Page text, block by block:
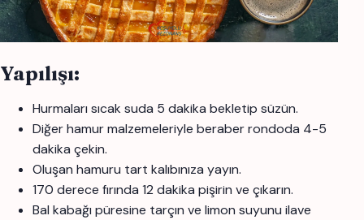
Yapılışı:
Hurmaları sıcak suda 5 dakika bekletip süzün.
Diğer hamur malzemeleriyle beraber rondoda 4-5
dakika çekin.
Oluşan hamuru tart kalıbınıza yayın.
170 derece fırında 12 dakika pişirin ve çıkarın.
Bal kabağı püresine tarçın ve limon suyunu ilave